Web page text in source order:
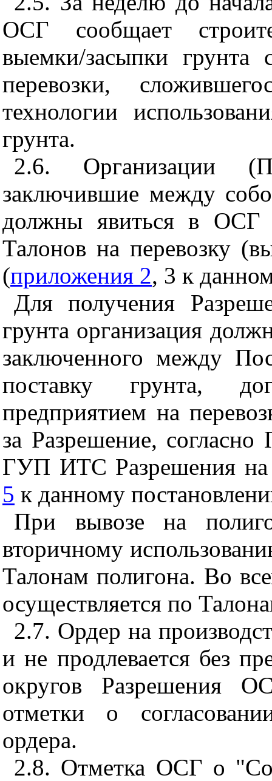
ОСГ сообщает
выемки/засыпки грунта
перевозки,
технологии
грунта.
2.6. Организации
заключившие между
должны явиться в ОСГ
Талонов на перевозку
(приложения 2, 3 к
Для получения
грунта организация
заключенного между
поставку грунта,
предприятием на
за Разрешение,
ГУП ИТС Разрешения на
5 к данному
При вывозе на
вторичному
Талонам полигона. Во
осуществляется по
2.7. Ордер на
и не продлевается без
округов Разрешения
отметки о
ордера.
2.8. Отметка ОСГ о